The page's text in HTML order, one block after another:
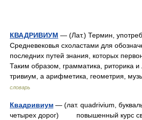
КВАДРИВИУМ — (Лат.) Термин,
Средневековья схоластами для
последних путей знания, которых
Таким образом, грамматика, риторика и
тривиум, а арифметика, геометрия,
словарь
Квадривиум — (лат. quadrivium,
четырех дорог) повышенный курс